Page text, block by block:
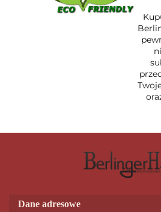
Dane adresowe